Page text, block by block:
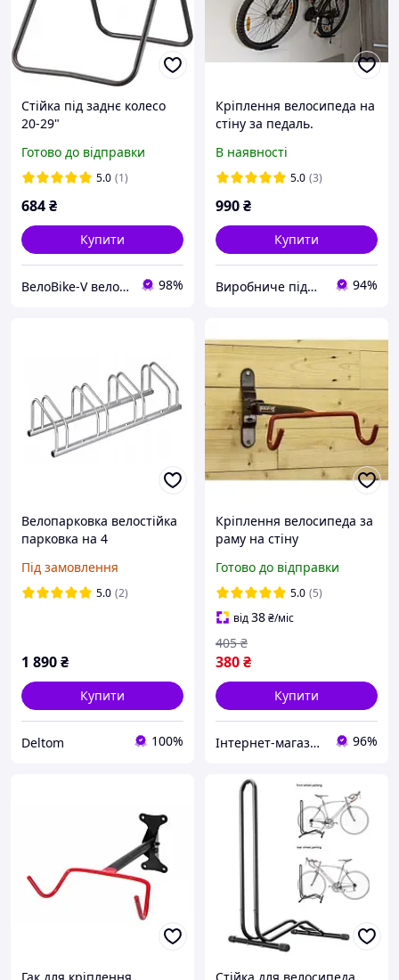
Стійка під заднє колесо
20-29"
Готово до відправки
5.0 (1)
684₴
Купити
ВелоBike-V велосипеди та запчастини https://velobikelviv.com.ua/ua/ 98%
Кріплення велосипеда на
стіну за педаль.
В наявності
5.0 (3)
990₴
Купити
Виробниче підприємство HOMEPRO 94%
Велопарковка велостійка
парковка на 4
Під замовлення
5.0 (2)
1 890₴
Купити
Deltom 100%
Кріплення велосипеда за
раму на стіну
Готово до відправки
5.0 (5)
від38₴/міс
380₴
405 ₴
Купити
Інтернет-магазин "Asbike" 96%